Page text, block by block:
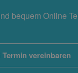
bequem Online
Termin vereinbaren